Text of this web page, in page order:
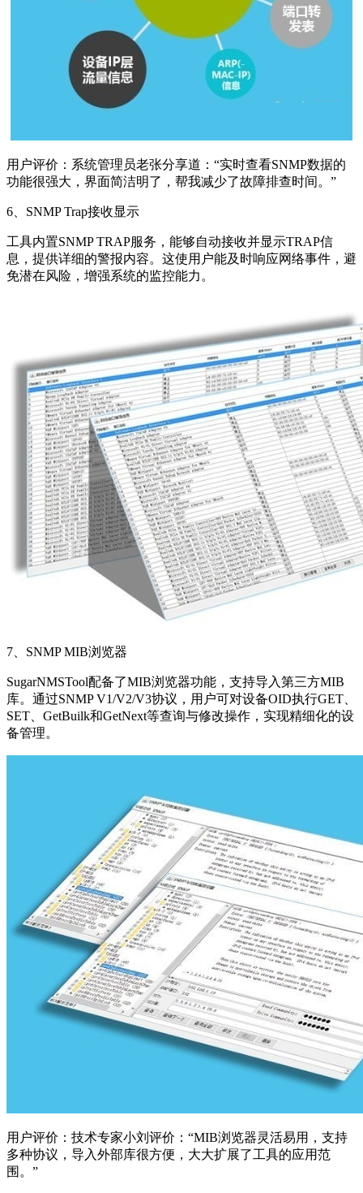
用户评价：系统管理员老张分享道：“实时查看SNMP数据的
功能很强大，界面简洁明了，帮我减少了故障排查时间。”
6、SNMP Trap接收显示
工具内置SNMP TRAP服务，能够自动接收并显示TRAP信
息，提供详细的警报内容。这使用户能及时响应网络事件，避
免潜在风险，增强系统的监控能力。
7、SNMP MIB浏览器
SugarNMSTool配备了MIB浏览器功能，支持导入第三方MIB
库。通过SNMP V1/V2/V3协议，用户可对设备OID执行GET、
SET、GetBuilk和GetNext等查询与修改操作，实现精细化的设
备管理。
用户评价：技术专家小刘评价：“MIB浏览器灵活易用，支持
多种协议，导入外部库很方便，大大扩展了工具的应用范
围。”